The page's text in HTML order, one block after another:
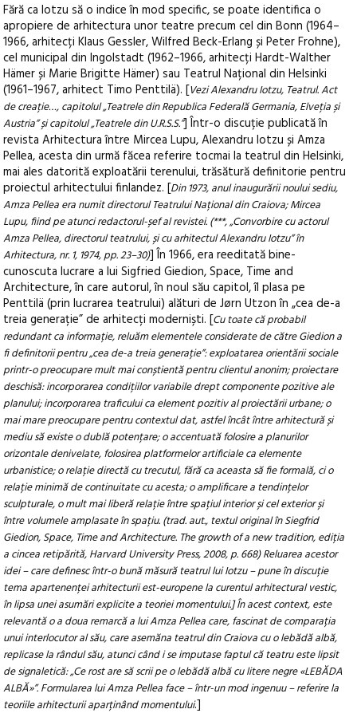
Fără ca Iotzu să o indice în mod specific, se poate identifica o
apropiere de arhitectura unor teatre precum cel din Bonn (1964–
1966, arhitecți Klaus Gessler, Wilfred Beck-Erlang și Peter Frohne),
cel municipal din Ingolstadt (1962–1966, arhitecți Hardt-Walther
Hämer și Marie Brigitte Hämer) sau Teatrul Național din Helsinki
(1961–1967, arhitect Timo Penttilä). [Vezi Alexandru Iotzu, Teatrul. Act
de creație…, capitolul „Teatrele din Republica Federală Germania, Elveția și
Austria” și capitolul „Teatrele din U.R.S.S.”] Într-o discuție publicată în
revista Arhitectura între Mircea Lupu, Alexandru Iotzu și Amza
Pellea, acesta din urmă făcea referire tocmai la teatrul din Helsinki,
mai ales datorită exploatării terenului, trăsătură definitorie pentru
proiectul arhitectului finlandez. [Din 1973, anul inaugurării noului sediu,
Amza Pellea era numit directorul Teatrului Național din Craiova; Mircea
Lupu, fiind pe atunci redactorul-șef al revistei. (***, „Convorbire cu actorul
Amza Pellea, directorul teatrului, și cu arhitectul Alexandru Iotzu” în
Arhitectura, nr. 1, 1974, pp. 23–30)] În 1966, era reeditată bine-
cunoscuta lucrare a lui Sigfried Giedion, Space, Time and
Architecture, în care autorul, în noul său capitol, îl plasa pe
Penttilä (prin lucrarea teatrului) alături de Jørn Utzon în „cea de-a
treia generație” de arhitecți moderniști. [Cu toate că probabil
redundant ca informație, reluăm elementele considerate de către Giedion a
fi definitorii pentru „cea de-a treia generație”: exploatarea orientării sociale
printr-o preocupare mult mai conștientă pentru clientul anonim; proiectare
deschisă: incorporarea condițiilor variabile drept componente pozitive ale
planului; incorporarea traficului ca element pozitiv al proiectării urbane; o
mai mare preocupare pentru contextul dat, astfel încât între arhitectură și
mediu să existe o dublă potențare; o accentuată folosire a planurilor
orizontale denivelate, folosirea platformelor artificiale ca elemente
urbanistice; o relație directă cu trecutul, fără ca aceasta să fie formală, ci o
relație minimă de continuitate cu acesta; o amplificare a tendințelor
sculpturale, o mult mai liberă relație între spațiul interior și cel exterior și
între volumele amplasate în spațiu. (trad. aut., textul original în Siegfrid
Giedion, Space, Time and Architecture. The growth of a new tradition, ediția
a cincea retipărită, Harvard University Press, 2008, p. 668) Reluarea acestor
idei – care definesc într-o bună măsură teatrul lui Iotzu – pune în discuție
tema apartenenței arhitecturii est-europene la curentul arhitectural vestic,
în lipsa unei asumări explicite a teoriei momentului.] În acest context, este
relevantă o a doua remarcă a lui Amza Pellea care, fascinat de comparația
unui interlocutor al său, care asemăna teatrul din Craiova cu o lebădă albă,
replicase la rândul său, atunci când i se imputase faptul că teatru este lipsit
de signaletică: „Ce rost are să scrii pe o lebădă albă cu litere negre «LEBĂDA
ALBĂ»”. Formularea lui Amza Pellea face – într-un mod ingenuu – referire la
teoriile arhitecturii aparținând momentului.]